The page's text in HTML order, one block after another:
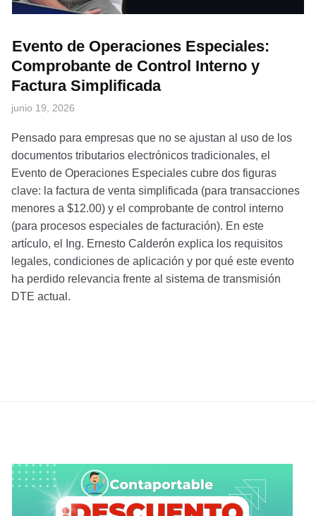
Evento de Operaciones Especiales:
Comprobante de Control Interno y
Factura Simplificada
junio 19, 2026
Pensado para empresas que no se ajustan al uso de los
documentos tributarios electrónicos tradicionales, el
Evento de Operaciones Especiales cubre dos figuras
clave: la factura de venta simplificada (para transacciones
menores a $12.00) y el comprobante de control interno
(para procesos especiales de facturación). En este
artículo, el Ing. Ernesto Calderón explica los requisitos
legales, condiciones de aplicación y por qué este evento
ha perdido relevancia frente al sistema de transmisión
DTE actual.